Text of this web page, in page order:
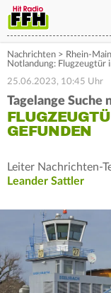
Nachrichten > Rhein-Main
Notlandung: Flugzeugtür
25.06.2023, 10:45 Uhr
Tagelange Suche
GEFUNDEN
Leiter Nachrichten-
Leander Sattler